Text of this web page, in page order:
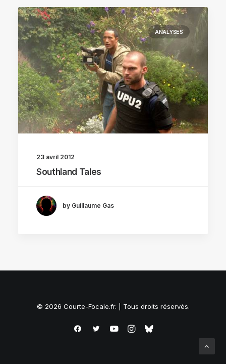
ANALYSES
23 avril 2012
Southland Tales
by Guillaume Gas
© 2026 Courte-Focale.fr. | Tous droits réservés.